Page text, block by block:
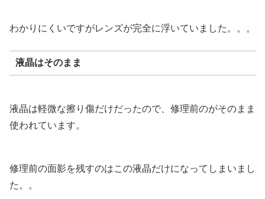
わかりにくいですがレンズが完全に浮いていました。。。
液晶はそのまま
液晶は軽微な擦り傷だけだったので、修理前のがそのまま
使われています。
修理前の面影を残すのはこの液晶だけになってしまいまし
た。。